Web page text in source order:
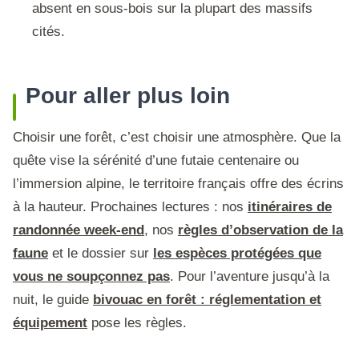
absent en sous-bois sur la plupart des massifs
cités.
Pour aller plus loin
Choisir une forêt, c’est choisir une atmosphère. Que la
quête vise la sérénité d’une futaie centenaire ou
l’immersion alpine, le territoire français offre des écrins
à la hauteur. Prochaines lectures : nos itinéraires de
randonnée week-end, nos règles d’observation de la
faune et le dossier sur les espèces protégées que
vous ne soupçonnez pas. Pour l’aventure jusqu’à la
nuit, le guide bivouac en forêt : réglementation et
équipement pose les règles.